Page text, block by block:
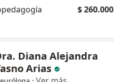
$ 260.000
Diana Alejandra
Arias